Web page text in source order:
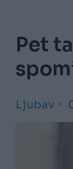
Pet
Ljubav